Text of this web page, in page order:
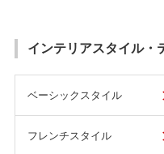
インテリアスタイル・
ベーシックスタイル
フレンチスタイル